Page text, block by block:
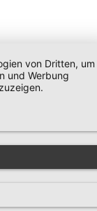
von Dritten, um
und Werbung